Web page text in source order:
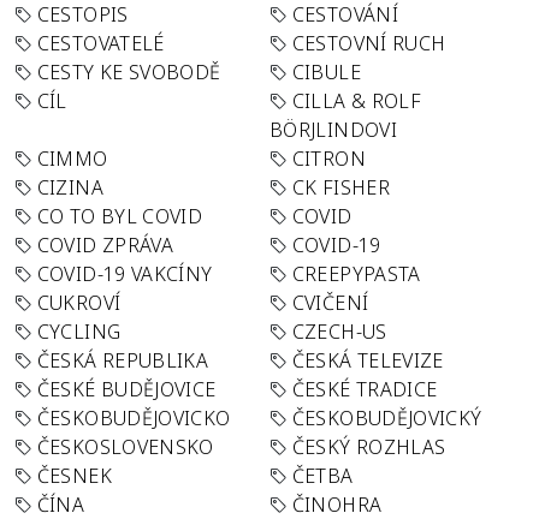
CESTOPIS
CESTOVÁNÍ
CESTOVATELÉ
CESTOVNÍ RUCH
CESTY KE SVOBODĚ
CIBULE
CÍL
CILLA & ROLF
BÖRJLINDOVI
CIMMO
CITRON
CIZINA
CK FISHER
CO TO BYL COVID
COVID
COVID ZPRÁVA
COVID-19
COVID-19 VAKCÍNY
CREEPYPASTA
CUKROVÍ
CVIČENÍ
CYCLING
CZECH-US
ČESKÁ REPUBLIKA
ČESKÁ TELEVIZE
ČESKÉ BUDĚJOVICE
ČESKÉ TRADICE
ČESKOBUDĚJOVICKO
ČESKOBUDĚJOVICKÝ
ČESKOSLOVENSKO
ČESKÝ ROZHLAS
ČESNEK
ČETBA
ČÍNA
ČINOHRA